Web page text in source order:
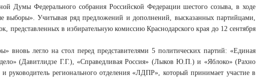
Думы Федерального собрания Российской Федерации шестого созыва, в ходе
выборы». Учитывая ряд предложений и дополнений, высказанных партийцами,
представленных в избирательную комиссию Краснодарского края до 12 сентября
вновь легло на стол перед представителями 5 политических партий: «Единая
(Давитлидзе Г.Г.), «Справедливая Россия» (Лыков Ю.П.) и «Яблоко» (Рахно
регионального отделения «ЛДПР», который принимает участие в